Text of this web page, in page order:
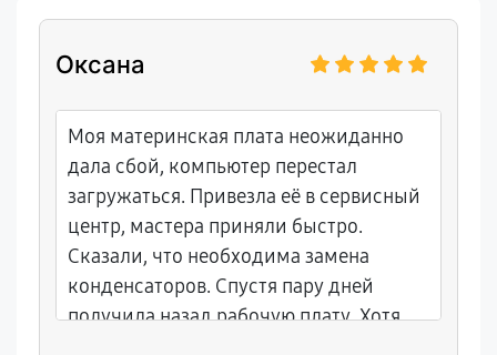
Оксана
Моя материнская плата неожиданно
дала сбой, компьютер перестал
загружаться. Привезла её в сервисный
центр, мастера приняли быстро.
Сказали, что необходима замена
конденсаторов. Спустя пару дней
получила назад рабочую плату. Хотя